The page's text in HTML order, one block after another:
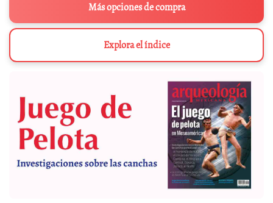
Más opciones de compra
Explora el índice